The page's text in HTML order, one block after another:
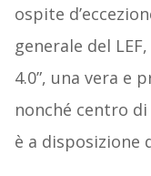
ospite
generale del
4.0”, una vera e
nonché centro
è a disposizione